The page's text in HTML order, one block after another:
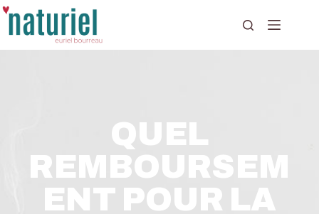
QUEL
REMBOURSEM
ENT POUR LA